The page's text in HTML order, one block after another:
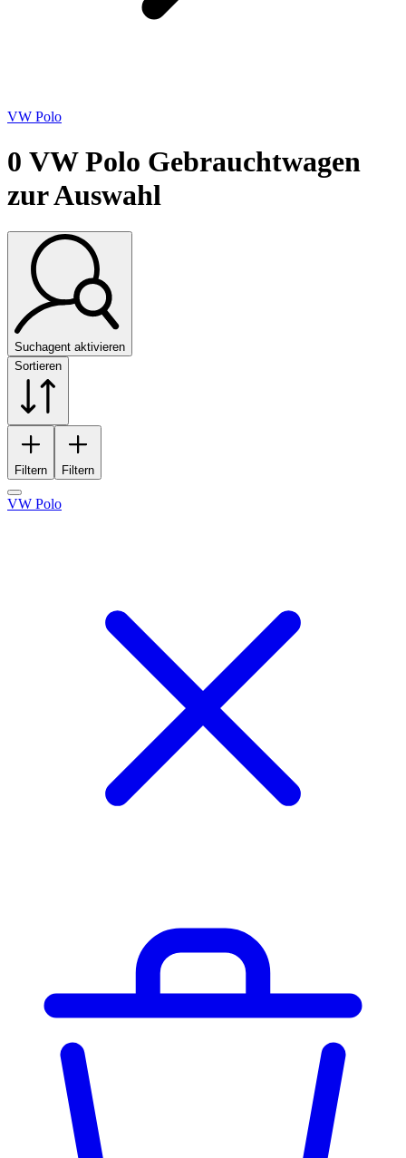
VW Polo
0 VW Polo Gebrauchtwagen
zur Auswahl
Suchagent aktivieren
Sortieren
Filtern Filtern
VW Polo